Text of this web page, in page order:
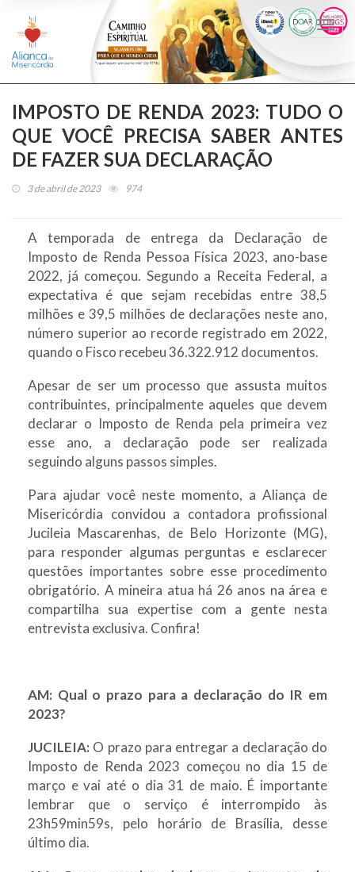
IMPOSTO DE RENDA 2023: TUDO O
QUE VOCÊ PRECISA SABER ANTES
DE FAZER SUA DECLARAÇÃO
3 de abril de 2023 974
A temporada de entrega da Declaração de
Imposto de Renda Pessoa Física 2023, ano-base
2022, já começou. Segundo a Receita Federal, a
expectativa é que sejam recebidas entre 38,5
milhões e 39,5 milhões de declarações neste ano,
número superior ao recorde registrado em 2022,
quando o Fisco recebeu 36.322.912 documentos.
Apesar de ser um processo que assusta muitos
contribuintes, principalmente aqueles que devem
declarar o Imposto de Renda pela primeira vez
esse ano, a declaração pode ser realizada
seguindo alguns passos simples.
Para ajudar você neste momento, a Aliança de
Misericórdia convidou a contadora profissional
Jucileia Mascarenhas, de Belo Horizonte (MG),
para responder algumas perguntas e esclarecer
questões importantes sobre esse procedimento
obrigatório. A mineira atua há 26 anos na área e
compartilha sua expertise com a gente nesta
entrevista exclusiva. Confira!
AM: Qual o prazo para a declaração do IR em
2023?
JUCILEIA: O prazo para entregar a declaração do
Imposto de Renda 2023 começou no dia 15 de
março e vai até o dia 31 de maio. É importante
lembrar que o serviço é interrompido às
23h59min59s, pelo horário de Brasília, desse
último dia.